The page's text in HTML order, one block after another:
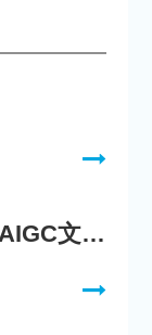
香港珠海學院合辦「第二屆AIGC文化數字內容創作比賽」